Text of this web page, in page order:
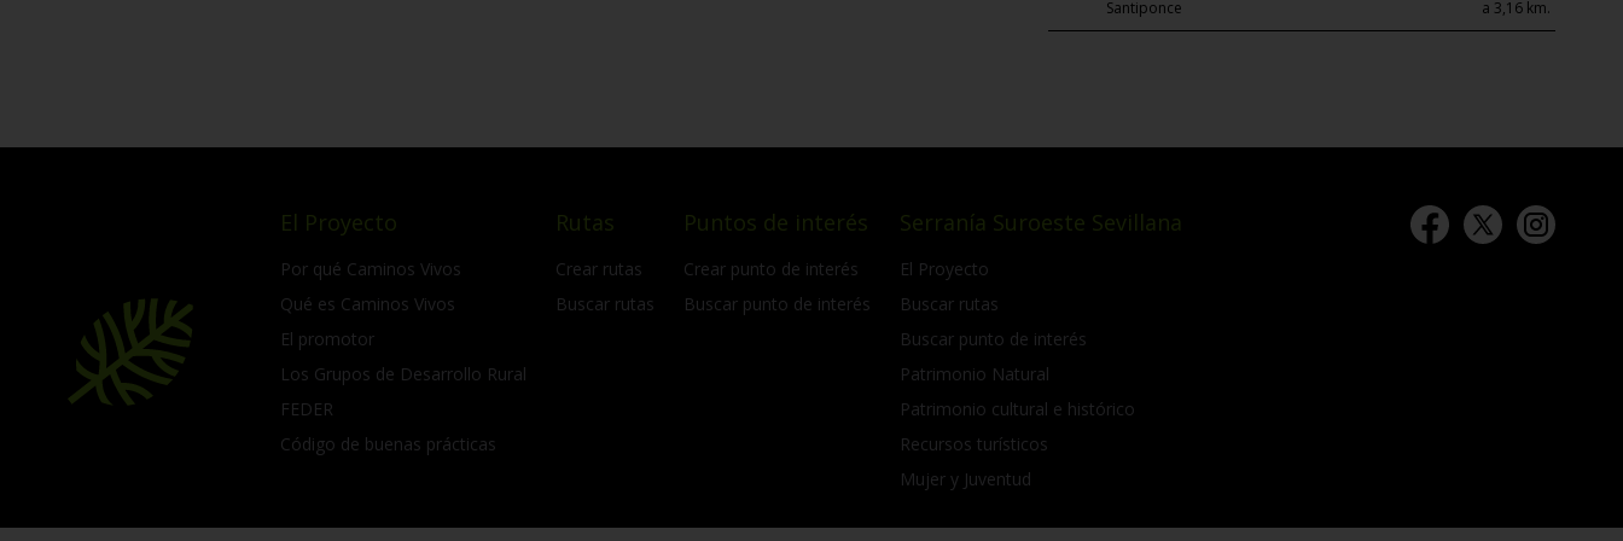
Santiponce a 3,16 km.
El Proyecto
Por qué Caminos Vivos
Qué es Caminos Vivos
El promotor
Los Grupos de Desarrollo Rural
FEDER
Código de buenas prácticas
Rutas
Crear rutas
Buscar rutas
Puntos de interés
Crear punto de interés
Buscar punto de interés
Serranía Suroeste Sevillana
El Proyecto
Buscar rutas
Buscar punto de interés
Patrimonio Natural
Patrimonio cultural e histórico
Recursos turísticos
Mujer y Juventud